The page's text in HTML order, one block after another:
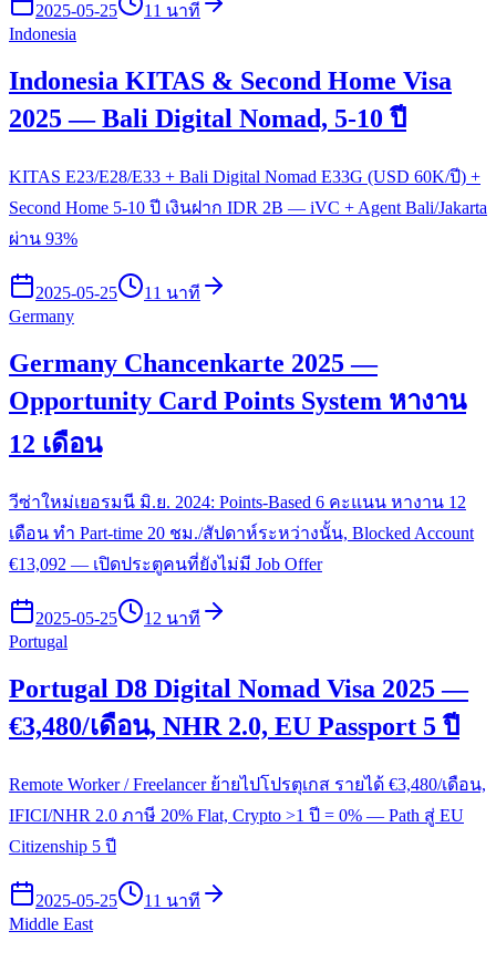
2025-05-25
11 นาที
Indonesia
Indonesia KITAS & Second Home Visa
2025 — Bali Digital Nomad, 5-10 ปี
KITAS E23/E28/E33 + Bali Digital Nomad E33G (USD 60K/ปี) +
Second Home 5-10 ปี เงินฝาก IDR 2B — iVC + Agent Bali/Jakarta
ผ่าน 93%
2025-05-25
11 นาที
Germany
Germany Chancenkarte 2025 —
Opportunity Card Points System หางาน
12 เดือน
วีซ่าใหม่เยอรมนี มิ.ย. 2024: Points-Based 6 คะแนน หางาน 12
เดือน ทำ Part-time 20 ชม./สัปดาห์ระหว่างนั้น, Blocked Account
€13,092 — เปิดประตูคนที่ยังไม่มี Job Offer
2025-05-25
12 นาที
Portugal
Portugal D8 Digital Nomad Visa 2025 —
€3,480/เดือน, NHR 2.0, EU Passport 5 ปี
Remote Worker / Freelancer ย้ายไปโปรตุเกส รายได้ €3,480/เดือน,
IFICI/NHR 2.0 ภาษี 20% Flat, Crypto >1 ปี = 0% — Path สู่ EU
Citizenship 5 ปี
2025-05-25
11 นาที
Middle East